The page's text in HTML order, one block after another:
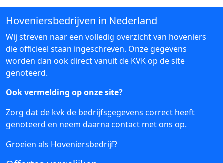
Hoveniersbedrijven in Nederland
Wij streven naar een volledig overzicht van hoveniers
die officieel staan ingeschreven. Onze gegevens
worden dan ook direct vanuit de KVK op de site
genoteerd.
Ook vermelding op onze site?
Zorg dat de kvk de bedrijfsgegevens correct heeft
genoteerd en neem daarna contact met ons op.
Groeien als Hoveniersbedrijf?